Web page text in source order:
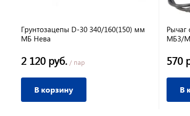
Грунтозацепы D-30 340/160(150) мм
МБ Нева
2 120 руб. / пар
В корзину
Рычаг
МБ3/
570
В